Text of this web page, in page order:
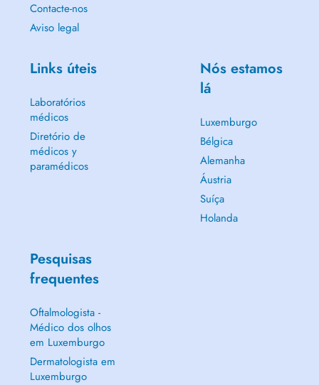
Contacte-nos
Aviso legal
Links úteis
Laboratórios
médicos
Diretório de
médicos y
paramédicos
Nós estamos
lá
Luxemburgo
Bélgica
Alemanha
Áustria
Suíça
Holanda
Pesquisas
frequentes
Oftalmologista -
Médico dos olhos
em Luxemburgo
Dermatologista em
Luxemburgo